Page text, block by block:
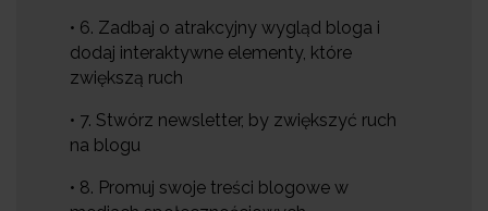
• 6. Zadbaj o atrakcyjny wygląd bloga i
dodaj interaktywne elementy, które
zwiększą ruch
• 7. Stwórz newsletter, by zwiększyć ruch
na blogu
• 8. Promuj swoje treści blogowe w